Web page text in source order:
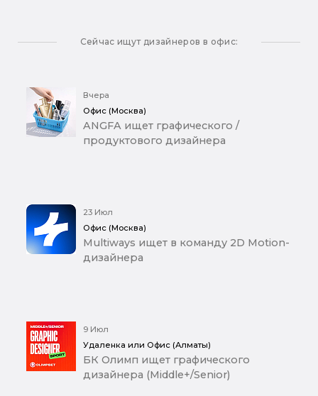
Сейчас ищут дизайнеров в офис:
Вчера
Офис (Москва)
ANGFA ищет графического /
продуктового дизайнера
23 Июл
Офис (Москва)
Multiways ищет в команду 2D Motion-
дизайнера
9 Июл
Удаленка или Офис (Алматы)
БК Олимп ищет графического
дизайнера (Middle+/Senior)